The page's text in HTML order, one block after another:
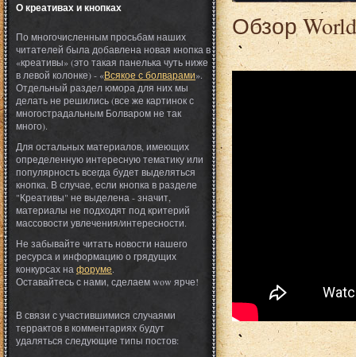
О креативах и кнопках
По многочисленным просьбам наших
читателей была добавлена новая кнопка в
«креативы» (это такая панелька чуть ниже
в левой колонке) - «Всякое с болварами».
Отдельный раздел юмора для них мы
делать не решились (все же картинок с
многострадальным Болваром не так
много).
Для остальных материалов, имеющих
определенную интересную тематику или
популярность всегда будет выделяться
кнопка. В случае, если кнопка в разделе
"Креативы" не выделена - значит,
материалы не подходят под критерий
массовости увлечения/интересности.
Не забывайте читать новости нашего
ресурса и информацию о грядущих
конкурсах на форуме.
Оставайтесь с нами, сделаем wow ярче!
В связи с участившимися случаями
террактов в комментариях будут
удаляться следующие типы постов:
Обзор